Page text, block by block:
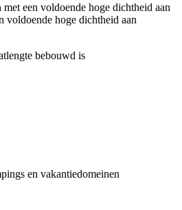
een voldoende hoge dichtheid aan
voldoende hoge dichtheid aan
bebouwd is
en vakantiedomeinen